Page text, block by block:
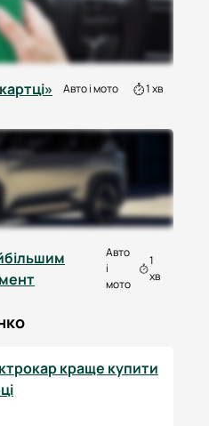
Авто і мото 1 хв
Авто
і
мото
1
хв
краще купити